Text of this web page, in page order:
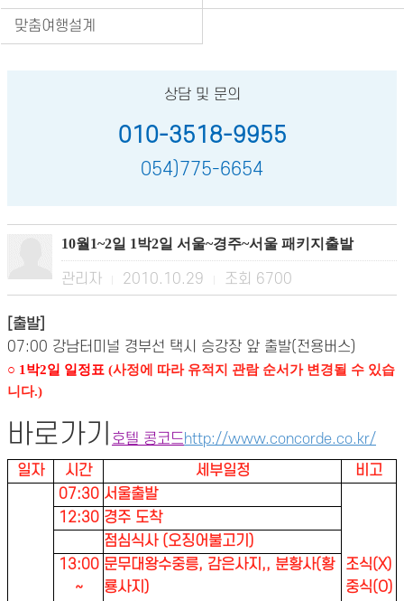
맞춤여행설계
상담 및 문의
010-3518-9955
054)775-6654
10월1~2일 1박2일 서울~경주~서울 패키지출발
관리자 2010.10.29 조회 6700
[출발]
07:00 강남터미널 경부선 택시 승강장 앞 출발(전용버스)
○ 1박2일 일정표 (사정에 따라 유적지 관람 순서가 변경될 수 있습
니다.)
바로가기 호텔 콩코드http://www.concorde.co.kr/
일자
시간 세부일정 비고
07:30 서울출발
조식(X)
중식(O)
12:30 경주 도착
점심식사 (오징어불고기)
13:00
~
문무대왕수중릉, 감은사지,, 분황사(황
룡사지)